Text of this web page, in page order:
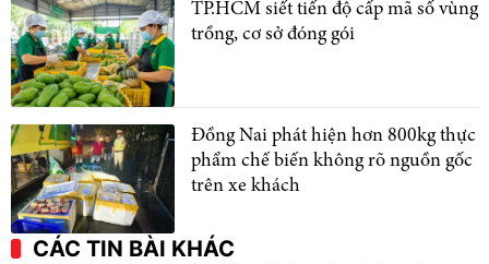
TP.HCM siết tiến độ cấp mã số vùng
trồng, cơ sở đóng gói
Đồng Nai phát hiện hơn 800kg thực
phẩm chế biến không rõ nguồn gốc
trên xe khách
CÁC TIN BÀI KHÁC